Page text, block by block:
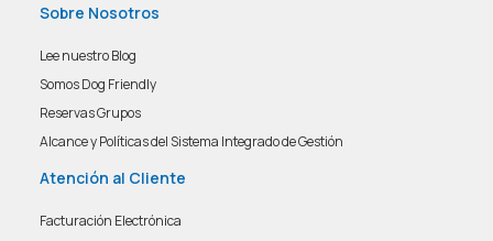
Sobre Nosotros
Lee nuestro Blog
Somos Dog Friendly
Reservas Grupos
Alcance y Políticas del Sistema Integrado de Gestión
Atención al Cliente
Facturación Electrónica